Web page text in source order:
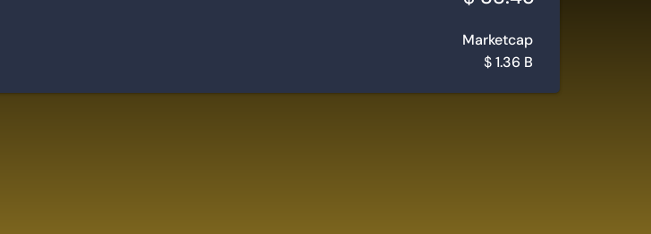
Marketcap
$1.36 B